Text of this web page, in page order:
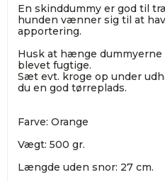
En skinddummy er god til
hunden vænner sig til at
apportering.
Husk at hænge
blevet fugtige.
Sæt evt. kroge op under
du en god tørreplads.
Farve: Orange
Vægt: 500 gr.
Længde uden snor: 27 cm.